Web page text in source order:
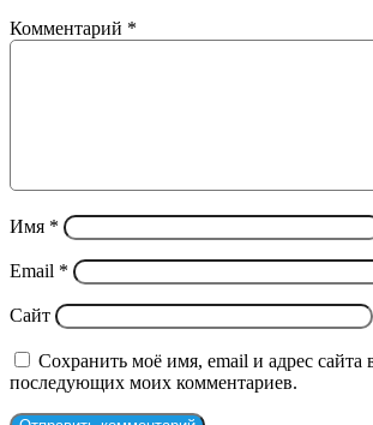
Комментарий *
Имя *
Email *
Сайт
Сохранить моё имя, email и адрес сайта
последующих моих комментариев.